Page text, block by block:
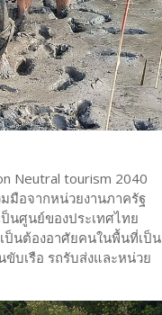
Neutral tourism 2040
มือจากหน่วยงานภาครัฐ
นศูนย์ของประเทศไทย
ป็นต้องอาศัยคนในพื้นที่เป็น
บเรือ รถรับส่งและหน่วย